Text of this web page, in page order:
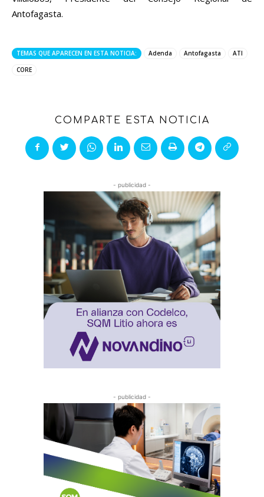
Antofagasta.
TEMAS QUE APARECEN EN ESTA NOTICIA: Adenda Antofagasta
ATI
CORE
COMPARTE ESTA NOTICIA
- publicidad -
- publicidad -